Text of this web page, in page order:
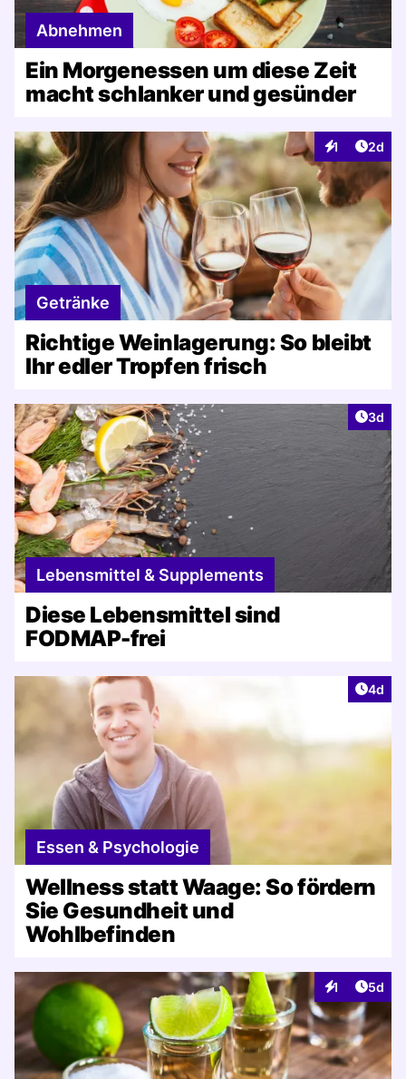
Abnehmen
Ein Morgenessen um diese Zeit
macht schlanker und gesünder
1
Interaktionen
2d
Getränke
Richtige Weinlagerung: So bleibt
Ihr edler Tropfen frisch
3d
Lebensmittel & Supplements
Diese Lebensmittel sind
FODMAP-frei
4d
Essen & Psychologie
Wellness statt Waage: So fördern
Sie Gesundheit und
Wohlbefinden
1
Interaktionen
5d